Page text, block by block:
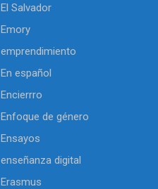
El Salvador
Emory
emprendimiento
En español
Encierrro
Enfoque de género
Ensayos
enseñanza digital
Erasmus